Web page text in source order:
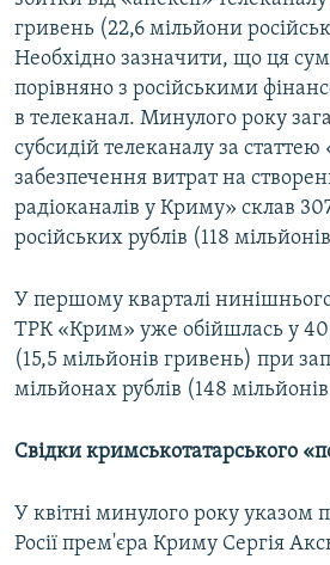
гривень (22,6 мільйони
Необхідно зазначити, що ця
порівняно з російськими
в телеканал. Минулого року
субсидій телеканалу за статтею
забезпечення витрат на
радіоканалів у Криму» склав
російських рублів (118
У першому кварталі нинішнього
ТРК «Крим» уже обійшлась у
(15,5 мільйонів гривень) при
мільйонах рублів (148
Свідки кримськотатарського
У квітні минулого року указом
Росії прем'єра Криму Сергія